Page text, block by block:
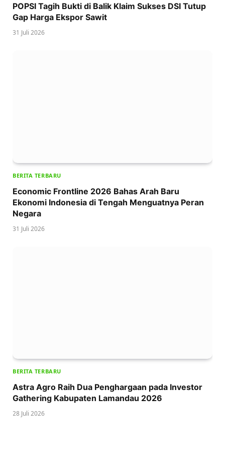
POPSI Tagih Bukti di Balik Klaim Sukses DSI Tutup
Gap Harga Ekspor Sawit
31 Juli 2026
BERITA TERBARU
Economic Frontline 2026 Bahas Arah Baru
Ekonomi Indonesia di Tengah Menguatnya Peran
Negara
31 Juli 2026
BERITA TERBARU
Astra Agro Raih Dua Penghargaan pada Investor
Gathering Kabupaten Lamandau 2026
28 Juli 2026